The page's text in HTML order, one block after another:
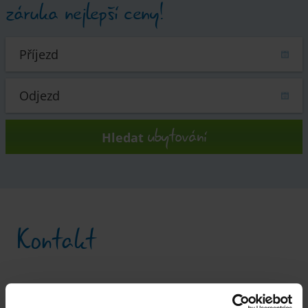
záruka nejlepší ceny!
Hledat ubytování
Kontakt
Tourismusregion Klagenfurt am Wörthersee GmbH